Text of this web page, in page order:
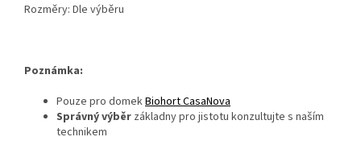
Rozměry: Dle výběru
Poznámka:
Pouze pro domekBiohort CasaNova
Správný výběr základny pro jistotu konzultujte s naším
technikem